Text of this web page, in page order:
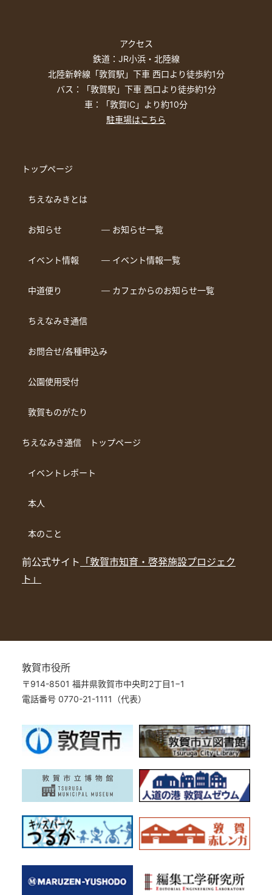
アクセス
鉄道：JR小浜・北陸線
北陸新幹線「敦賀駅」下車 西口より徒歩約1分
バス：「敦賀駅」下車 西口より徒歩約1分
車：「敦賀IC」より約10分
駐車場はこちら
トップページ
ちえなみきとは
お知らせ ― お知らせ一覧
イベント情報 ― イベント情報一覧
中道便り ― カフェからのお知らせ一覧
ちえなみき通信
お問合せ/各種申込み
公園使用受付
敦賀ものがたり
ちえなみき通信 トップページ
イベントレポート
本人
本のこと
前公式サイト 「敦賀市知育・啓発施設プロジェク
ト」
敦賀市役所
〒914-8501 福井県敦賀市中央町2丁目1−1
電話番号 0770-21-1111（代表）